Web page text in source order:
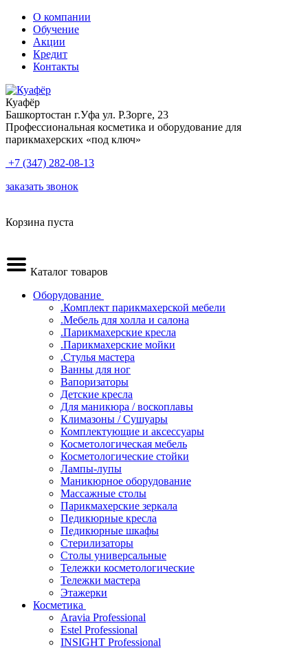
О компании
Обучение
Акции
Кредит
Контакты
Куафёр
Башкортостан г.Уфа ул. Р.Зорге, 23
Профессиональная косметика и оборудование для
парикмахерских «под ключ»
+7 (347) 282-08-13
заказать звонок
Корзина пуста
Каталог товаров
Оборудование
.Комплект парикмахерской мебели
.Мебель для холла и салона
.Парикмахерские кресла
.Парикмахерские мойки
.Стулья мастера
Ванны для ног
Вапоризаторы
Детские кресла
Для маникюра / воскоплавы
Климазоны / Сушуары
Комплектующие и аксессуары
Косметологическая мебель
Косметологические стойки
Лампы-лупы
Маникюрное оборудование
Массажные столы
Парикмахерские зеркала
Педикюрные кресла
Педикюрные шкафы
Стерилизаторы
Столы универсальные
Тележки косметологические
Тележки мастера
Этажерки
Косметика
Aravia Professional
Estel Professional
INSIGHT Professional